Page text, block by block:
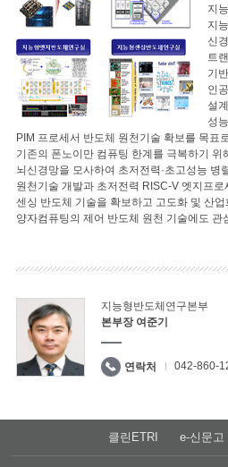
지
지
신
트
기
인
설
성
PIM 프로세서 반도체 원천기술 확보를 목표
기존의 폰노이만 컴퓨팅 한계를 극복하기 위
뇌신경망을 모사하여 초저전력·초고성능 병
원천기술 개발과 초저전력 RISC-V 엣지프로
센싱 반도체 기술을 확보하고 고도화 및 산
양자컴퓨팅의 제어 반도체 원천 기술에도 관
지능형반도체연구본부
본부장 여준기
연락처 042-860-
클린ETRI e-신문고